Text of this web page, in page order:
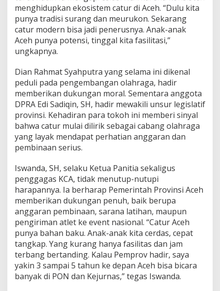
menghidupkan ekosistem catur di Aceh. “Dulu kita
punya tradisi surang dan meurukon. Sekarang
catur modern bisa jadi penerusnya. Anak-anak
Aceh punya potensi, tinggal kita fasilitasi,”
ungkapnya.
Dian Rahmat Syahputra yang selama ini dikenal
peduli pada pengembangan olahraga, hadir
memberikan dukungan moral. Sementara anggota
DPRA Edi Sadiqin, SH, hadir mewakili unsur legislatif
provinsi. Kehadiran para tokoh ini memberi sinyal
bahwa catur mulai dilirik sebagai cabang olahraga
yang layak mendapat perhatian anggaran dan
pembinaan serius.
Iswanda, SH, selaku Ketua Panitia sekaligus
penggagas KCA, tidak menutup-nutupi
harapannya. Ia berharap Pemerintah Provinsi Aceh
memberikan dukungan penuh, baik berupa
anggaran pembinaan, sarana latihan, maupun
pengiriman atlet ke event nasional. “Catur Aceh
punya bahan baku. Anak-anak kita cerdas, cepat
tangkap. Yang kurang hanya fasilitas dan jam
terbang bertanding. Kalau Pemprov hadir, saya
yakin 3 sampai 5 tahun ke depan Aceh bisa bicara
banyak di PON dan Kejurnas,” tegas Iswanda.